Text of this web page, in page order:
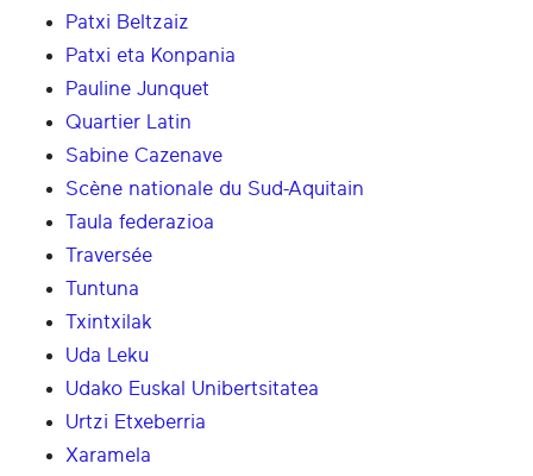
Patxi Beltzaiz
Patxi eta Konpania
Pauline Junquet
Quartier Latin
Sabine Cazenave
Scène nationale du Sud-Aquitain
Taula federazioa
Traversée
Tuntuna
Txintxilak
Uda Leku
Udako Euskal Unibertsitatea
Urtzi Etxeberria
Xaramela